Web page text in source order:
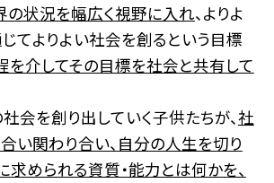
の状況を幅広く視野に入れ、よりよ
てよりよい社会を創るという目標
を介してその目標を社会と共有して
会を創り出していく子供たちが、社
い関わり合い、自分の人生を切り
求められる資質・能力とは何かを、